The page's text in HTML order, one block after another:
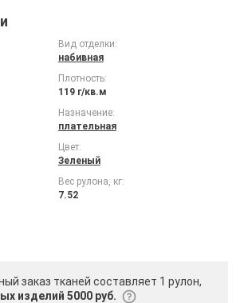
Вид отделки:
набивная
Плотность:
119 г/кв.м
Назначение:
плательная
Цвет:
Зеленый
Вес рулона, кг:
7.52
заказ тканей составляет 1 рулон,
изделий 5000 руб.